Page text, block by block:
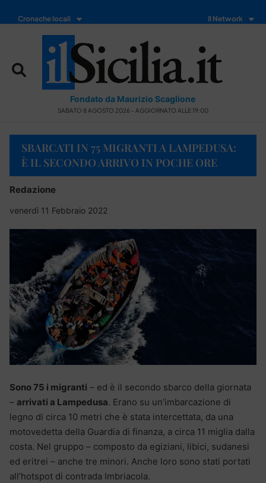
Cronache locali Il Network
Fondato da Maurizio Scaglione
SABATO 8 AGOSTO 2026 - AGGIORNATO ALLE 19:00
SBARCATI IN 75 MIGRANTI A LAMPEDUSA:
È IL SECONDO ARRIVO IN POCHE ORE
Redazione
venerdì 11 Febbraio 2022
Sono 75 i migranti – ed è il secondo sbarco della giornata
– arrivati a Lampedusa. Erano su un’imbarcazione di
legno di circa 10 metri che è stata intercettata, da una
motovedetta della Guardia di finanza, a circa 11 miglia dalla
costa. Nel gruppo – composto da egiziani, libici, sudanesi
ed eritrei – anche tre minori. Anche loro sono stati portati
all’hotspot di contrada Imbriacola.